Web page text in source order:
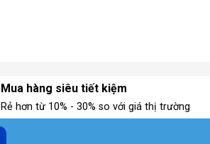
Mua hàng siêu tiết kiệm
Rẻ hơn từ 10% - 30% so với giá thị trường